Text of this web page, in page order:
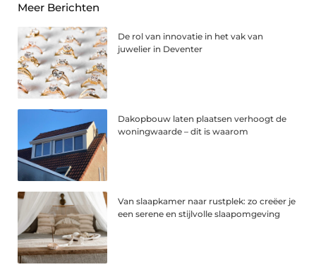
Meer Berichten
De rol van innovatie in het vak van
juwelier in Deventer
Dakopbouw laten plaatsen verhoogt de
woningwaarde – dit is waarom
Van slaapkamer naar rustplek: zo creëer je
een serene en stijlvolle slaapomgeving